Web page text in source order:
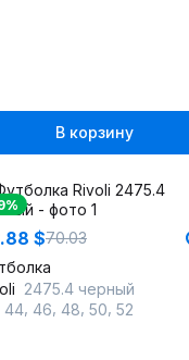
В корзину
$70.03
2475.4 черный
44 46 48 50 52